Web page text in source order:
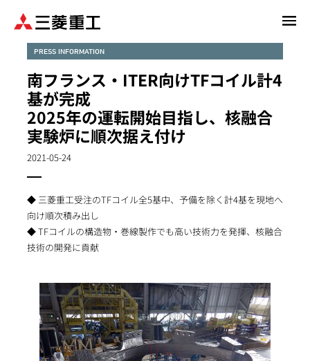
PRESS INFORMATION
南フランス・ITER向けTFコイル計4
基が完成
2025年の運転開始目指し、核融合
実験炉に順次据え付け
2021-05-24
◆ 三菱重工受注のTFコイル全5基中、予備を除く計4基を現地へ
向け順次積み出し
◆ TFコイルの構造物・巻線製作でも高い技術力を発揮、核融合
技術の開発に貢献